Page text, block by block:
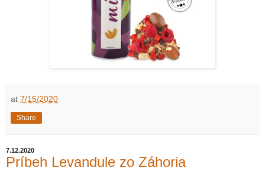
at 7/15/2020
Share
7.12.2020
Príbeh Levandule zo Záhoria